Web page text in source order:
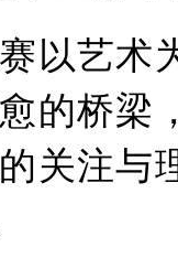
艺术
的桥梁
关注与